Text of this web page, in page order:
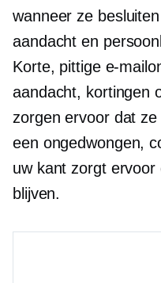
wanneer ze
aandacht en
Korte, pittige e-
aandacht, kortingen
zorgen ervoor dat
een ongedwongen,
uw kant zorgt ervoor
blijven.